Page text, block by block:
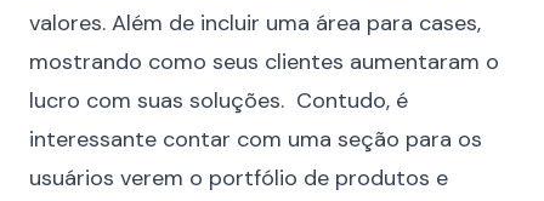
valores. Além de incluir uma área para cases,
mostrando como seus clientes aumentaram o
lucro com suas soluções. Contudo, é
interessante contar com uma seção para os
usuários verem o portfólio de produtos e